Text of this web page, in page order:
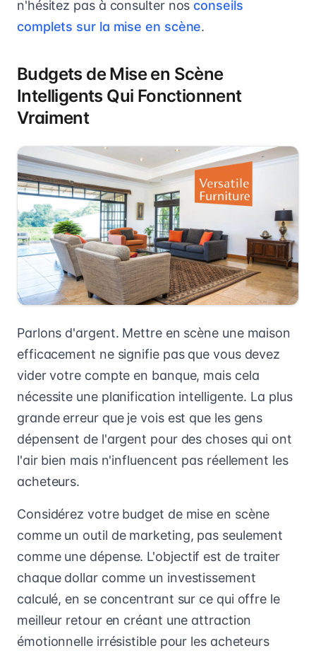
n'hésitez pas à consulter nos conseils
complets sur la mise en scène.
Budgets de Mise en Scène
Intelligents Qui Fonctionnent
Vraiment
Parlons d'argent. Mettre en scène une maison
efficacement ne signifie pas que vous devez
vider votre compte en banque, mais cela
nécessite une planification intelligente. La plus
grande erreur que je vois est que les gens
dépensent de l'argent pour des choses qui ont
l'air bien mais n'influencent pas réellement les
acheteurs.
Considérez votre budget de mise en scène
comme un outil de marketing, pas seulement
comme une dépense. L'objectif est de traiter
chaque dollar comme un investissement
calculé, en se concentrant sur ce qui offre le
meilleur retour en créant une attraction
émotionnelle irrésistible pour les acheteurs